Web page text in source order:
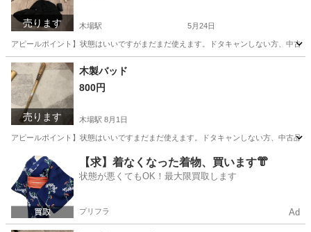
売ります 木場駅 5月24日
アピールポイント】状態はいいですがまだまだ使えます。ドタキャンしない方、中古
東京 江東区 木場駅
売ります
木製バッド
800円
木場駅 8月1日
アピールポイント】状態はいいですまだまだ使えます。ドタキャンしない方、中古品
東京 江東区 木場駅 生活雑貨
【求】着なくなった着物、買います👘
状態が悪くてもOK！最大限買取します
プリフラ Ad